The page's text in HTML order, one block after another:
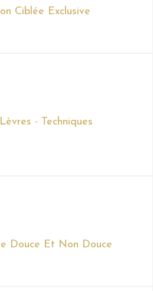
Ciblée Exclusive
- Techniques
Douce Et Non Douce